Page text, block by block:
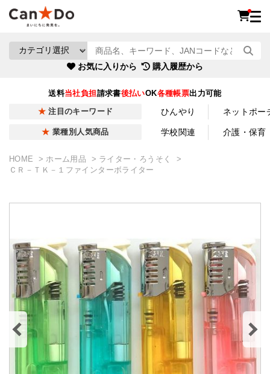
お気に入りから 購入履歴から
送料当社負担請求書後払いOK各種帳票出力可能
注目のキーワード ひんやり ネットポー
業種別人気商品 学校関連 介護・保育
HOME ホーム用品
ライター・ろうそく
ＣＲ－ＴＫ－１ファインターボライター